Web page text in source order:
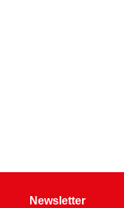
Newsletter